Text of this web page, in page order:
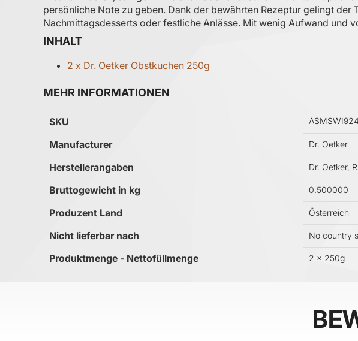
persönliche Note zu geben. Dank der bewährten Rezeptur gelingt
Nachmittagsdesserts oder festliche Anlässe. Mit wenig Aufwand und
INHALT
2 x Dr. Oetker Obstkuchen 250g
MEHR INFORMATIONEN
Mehr Informationen
SKU
Manufacturer Dr. Oetker
Herstellerangaben Dr. Oetker,
Bruttogewicht in kg 0.500000
Produzent Land Österreich
Nicht lieferbar nach No country
Produktmenge - Nettofüllmenge 2 x 250g